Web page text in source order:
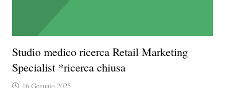
Studio medico ricerca Retail Marketing
Specialist *ricerca chiusa
16 Gennaio 2025